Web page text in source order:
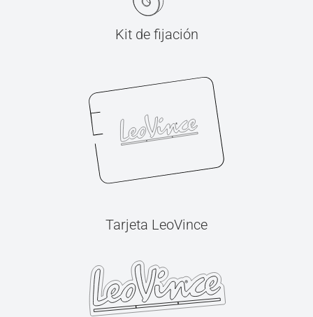
Kit de fijación
Tarjeta LeoVince